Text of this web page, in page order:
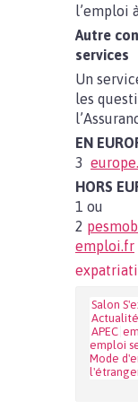
l’emploi
Autre
services
Un
les
EN
3
HORS
1 ou
2
emploi.fr
Salon
APEC
emploi
Mode